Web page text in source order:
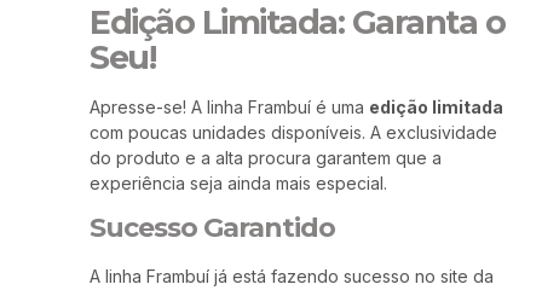
Edição Limitada: Garanta o
Seu!
Apresse-se! A linha Frambuí é uma edição limitada
com poucas unidades disponíveis. A exclusividade
do produto e a alta procura garantem que a
experiência seja ainda mais especial.
Sucesso Garantido
A linha Frambuí já está fazendo sucesso no site da